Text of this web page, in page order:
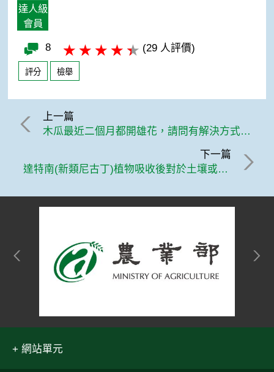
達人級
會員
8 (29 人評價)
評分 檢舉
上一篇
木瓜最近二個月都開雄花，請問有解決方式嗎？
下一篇
達特南(新類尼古丁)植物吸收後對於土壤或作物的毒性
網站單元